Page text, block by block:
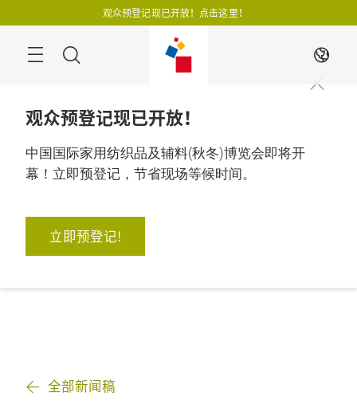
过
观众预登记现已开放！点击这里！
ZH
观众预登记现已开放！
中国国际家用纺织品及辅料(秋冬)博览会即将开
幕！立即预登记，节省现场等候时间。
立即预登记!
全部新闻稿